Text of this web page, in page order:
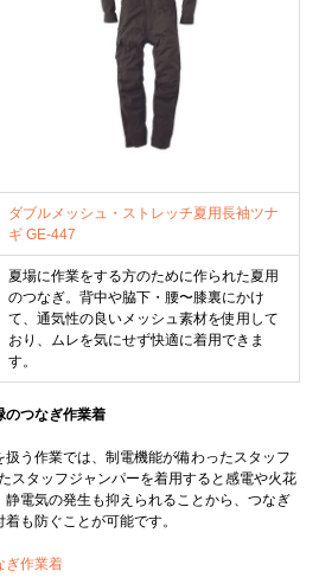
ダブルメッシュ・ストレッチ夏用長袖ツナ
ギ GE-447
夏場に作業をする方のために作られた夏用
のつなぎ。背中や脇下・腰〜膝裏にかけ
て、通気性の良いメッシュ素材を使用して
おり、ムレを気にせず快適に着用できま
す。
のつなぎ作業着
う作業では、制電機能が備わったスタッフ
スタッフジャンパーを着用すると感電や火花
電気の発生も抑えられることから、つなぎ
も防ぐことが可能です。
ぎ作業着